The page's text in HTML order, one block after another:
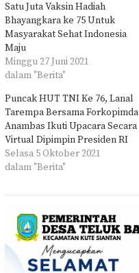
Satu Juta Vaksin Hadiah
Bhayangkara ke 75 Untuk
Masyarakat Sehat Indonesia
Maju
Minggu 27 Juni 2021
dalam "Berita"
Puncak HUT TNI Ke 76, Lanal
Tarempa Bersama Forkopimda
Anambas Ikuti Upacara Secara
Virtual Dipimpin Presiden RI
Selasa 5 Oktober 2021
dalam "Berita"